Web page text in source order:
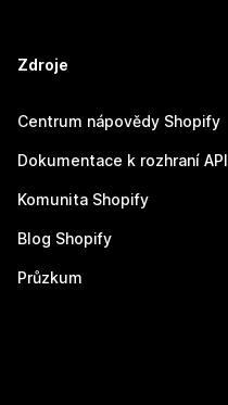
Zdroje
Centrum nápovědy Shopify
Dokumentace k rozhraní API
Komunita Shopify
Blog Shopify
Průzkum